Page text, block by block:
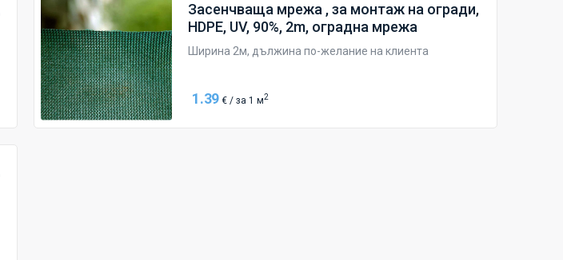
Засенчваща мрежа , за монтаж на огради,
HDPE, UV, 90%, 2m, оградна мрежа
Ширина 2м, дължина по-желание на клиента
1.39 € / за 1 м2